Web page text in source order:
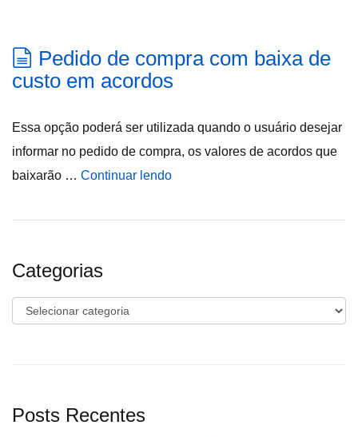
Pedido de compra com baixa de
custo em acordos
Essa opção poderá ser utilizada quando o usuário desejar
informar no pedido de compra, os valores de acordos que
baixarão … Continuar lendo
Categorias
Categorias
Posts Recentes